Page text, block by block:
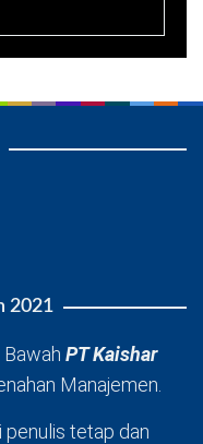
2021
Bawah PT Kaishar
Manajemen.
penulis tetap dan